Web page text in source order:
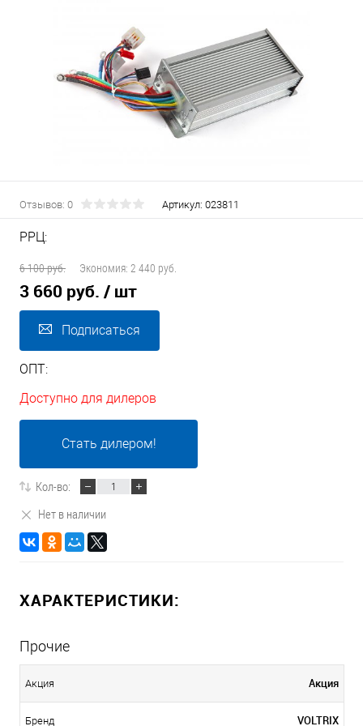
Отзывов: 0 Артикул: 023811
РРЦ:
6 100 руб.
Экономия: 2 440 руб.
3 660 руб. / шт
Подписаться
ОПТ:
Доступно для дилеров
Стать дилером!
Кол-во:
Нет в наличии
ХАРАКТЕРИСТИКИ:
Прочие
Акция Акция
Бренд VOLTRIX